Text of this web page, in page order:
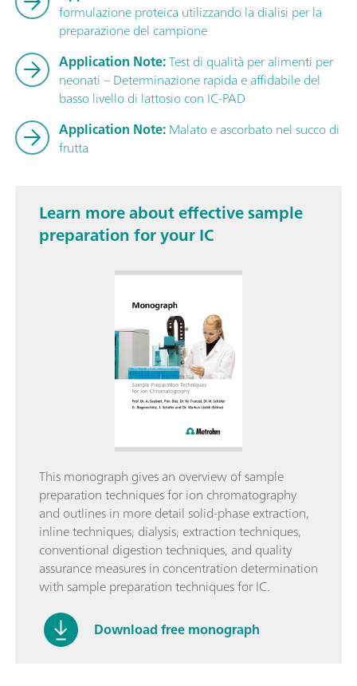
formulazione proteica utilizzando la dialisi per la
preparazione del campione
Application Note:Test di qualità per alimenti per
neonati – Determinazione rapida e affidabile del
basso livello di lattosio con IC-PAD
Application Note:Malato e ascorbato nel succo di
frutta
Learn more about effective sample
preparation for your IC
This monograph gives an overview of sample
preparation techniques for ion chromatography
and outlines in more detail solid-phase extraction,
inline techniques, dialysis, extraction techniques,
conventional digestion techniques, and quality
assurance measures in concentration determination
with sample preparation techniques for IC.
Download free monograph